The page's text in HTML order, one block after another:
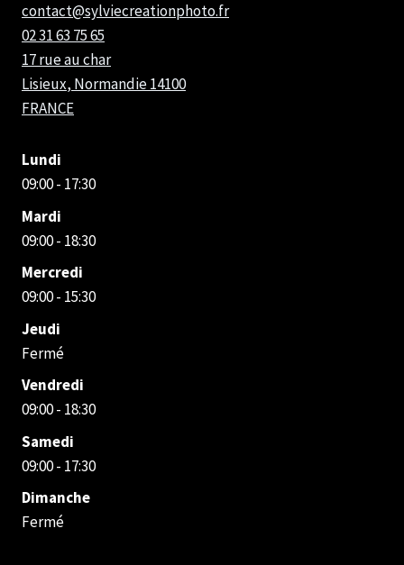
contact@sylviecreationphoto.fr
02 31 63 75 65
17 rue au char
Lisieux, Normandie14100
FRANCE
Lundi
09:00 - 17:30
Mardi
09:00 - 18:30
Mercredi
09:00 - 15:30
Jeudi
Fermé
Vendredi
09:00 - 18:30
Samedi
09:00 - 17:30
Dimanche
Fermé